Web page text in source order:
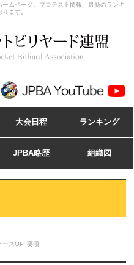
ムページ。プロテスト情報、最新のランキ
ます。
大会日程 ランキング
JPBA略歴 組織図
ースOP･要項